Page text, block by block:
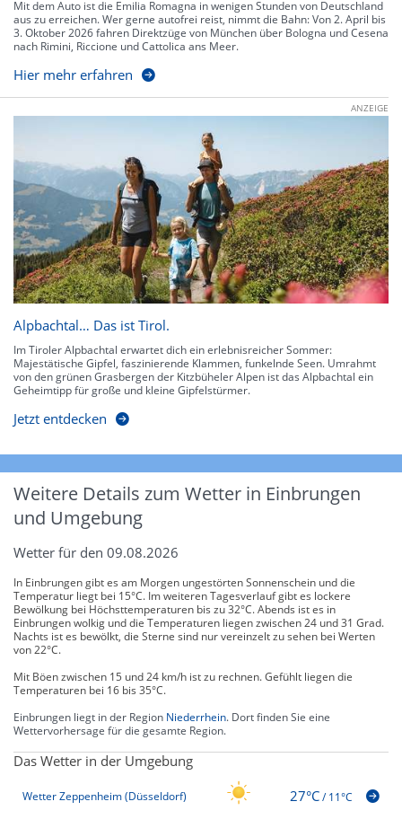
Mit dem Auto ist die Emilia Romagna in wenigen Stunden von Deutschland
aus zu erreichen. Wer gerne autofrei reist, nimmt die Bahn: Von 2. April bis
3. Oktober 2026 fahren Direktzüge von München über Bologna und Cesena
nach Rimini, Riccione und Cattolica ans Meer.
Hier mehr erfahren
ANZEIGE
Alpbachtal… Das ist Tirol.
Im Tiroler Alpbachtal erwartet dich ein erlebnisreicher Sommer:
Majestätische Gipfel, faszinierende Klammen, funkelnde Seen. Umrahmt
von den grünen Grasbergen der Kitzbüheler Alpen ist das Alpbachtal ein
Geheimtipp für große und kleine Gipfelstürmer.
Jetzt entdecken
Weitere Details zum Wetter in Einbrungen
und Umgebung
Wetter für den 09.08.2026
In Einbrungen gibt es am Morgen ungestörten Sonnenschein und die
Temperatur liegt bei 15°C. Im weiteren Tagesverlauf gibt es lockere
Bewölkung bei Höchsttemperaturen bis zu 32°C. Abends ist es in
Einbrungen wolkig und die Temperaturen liegen zwischen 24 und 31 Grad.
Nachts ist es bewölkt, die Sterne sind nur vereinzelt zu sehen bei Werten
von 22°C.
Mit Böen zwischen 15 und 24 km/h ist zu rechnen. Gefühlt liegen die
Temperaturen bei 16 bis 35°C.
Einbrungen liegt in der Region Niederrhein. Dort finden Sie eine
Wettervorhersage für die gesamte Region.
Das Wetter in der Umgebung
Wetter Zeppenheim (Düsseldorf) 27°C/11°C